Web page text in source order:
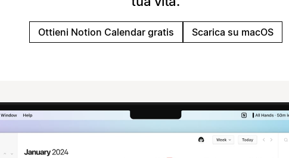
Ottieni Notion Calendar gratis Scarica su macOS